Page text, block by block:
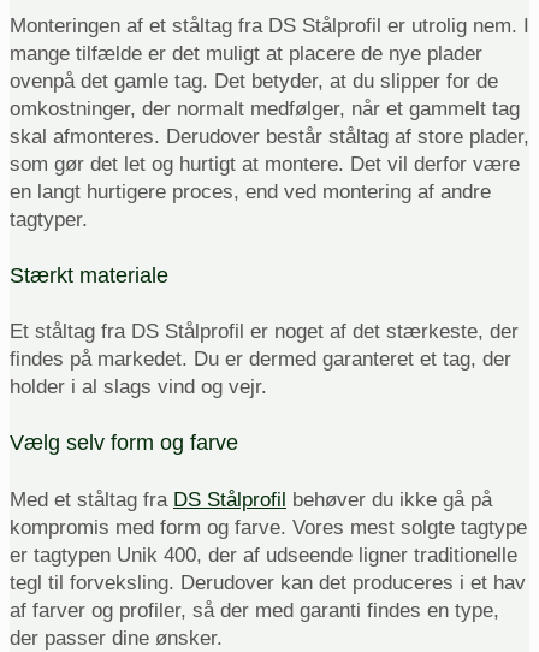
Monteringen af et ståltag fra DS Stålprofil er utrolig nem. I
mange tilfælde er det muligt at placere de nye plader
ovenpå det gamle tag. Det betyder, at du slipper for de
omkostninger, der normalt medfølger, når et gammelt tag
skal afmonteres. Derudover består ståltag af store plader,
som gør det let og hurtigt at montere. Det vil derfor være
en langt hurtigere proces, end ved montering af andre
tagtyper.
Stærkt materiale
Et ståltag fra DS Stålprofil er noget af det stærkeste, der
findes på markedet. Du er dermed garanteret et tag, der
holder i al slags vind og vejr.
Vælg selv form og farve
Med et ståltag fra DS Stålprofil
behøver du ikke gå på
kompromis med form og farve. Vores mest solgte tagtype
er tagtypen Unik 400, der af udseende ligner traditionelle
tegl til forveksling. Derudover kan det produceres i et hav
af farver og profiler, så der med garanti findes en type,
der passer dine ønsker.